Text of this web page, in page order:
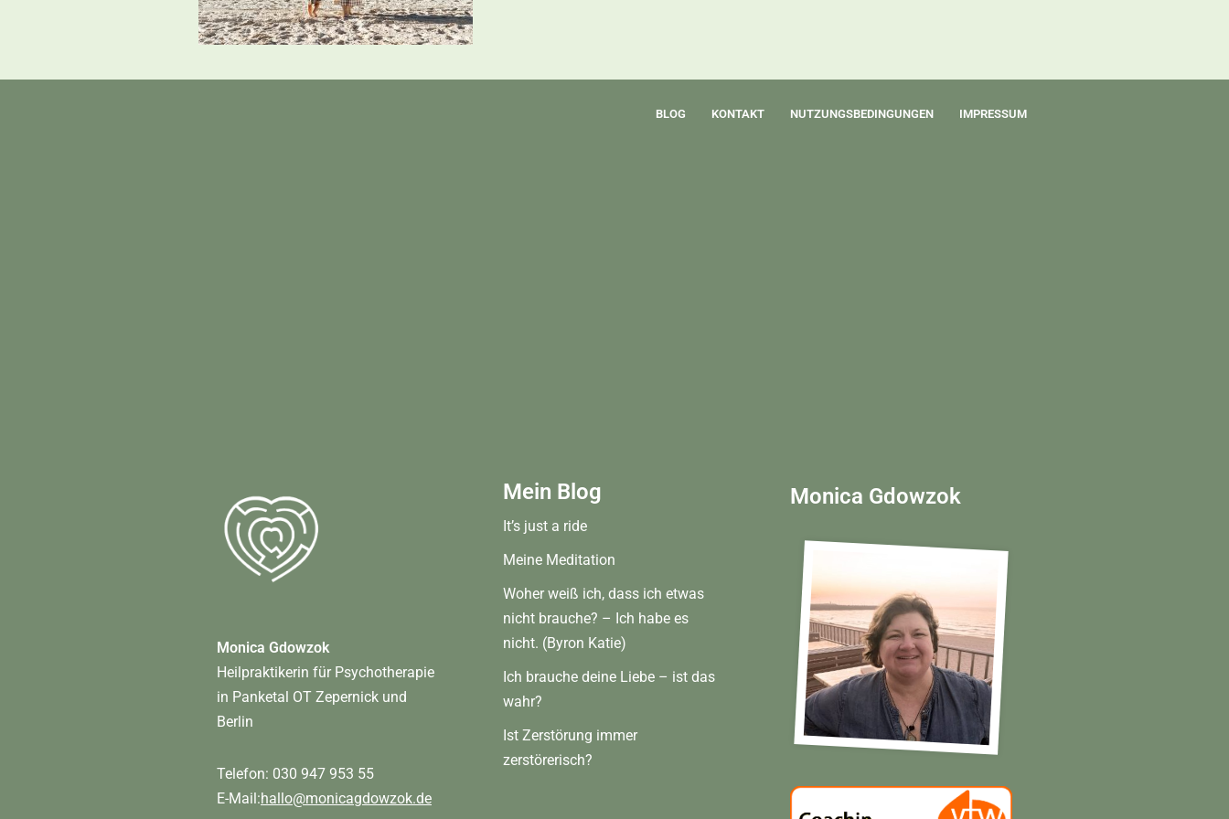
BLOG KONTAKT NUTZUNGSBEDINGUNGEN IMPRESSUM
Monica Gdowzok
Heilpraktikerin für Psychotherapie
in Panketal OT Zepernick und
Berlin
Telefon: 030 947 953 55
E-Mail:hallo@monicagdowzok.de
Mein Blog
It’s just a ride
Meine Meditation
Woher weiß ich, dass ich etwas
nicht brauche? – Ich habe es
nicht. (Byron Katie)
Ich brauche deine Liebe – ist das
wahr?
Ist Zerstörung immer
zerstörerisch?
Monica Gdowzok